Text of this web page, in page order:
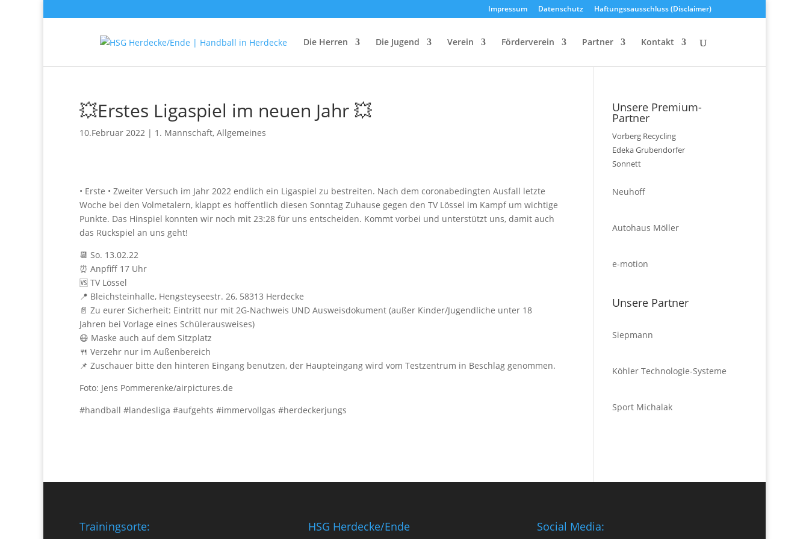
Impressum Datenschutz Haftungssausschluss (Disclaimer)
Die Herren Die Jugend Verein Förderverein Partner Kontakt
💥Erstes Ligaspiel im neuen Jahr 💥
10.Februar 2022 | 1. Mannschaft, Allgemeines
• Erste • Zweiter Versuch im Jahr 2022 endlich ein Ligaspiel zu bestreiten. Nach dem coronabedingten Ausfall letzte
Woche bei den Volmetalern, klappt es hoffentlich diesen Sonntag Zuhause gegen den TV Lössel im Kampf um wichtige
Punkte. Das Hinspiel konnten wir noch mit 23:28 für uns entscheiden. Kommt vorbei und unterstützt uns, damit auch
das Rückspiel an uns geht!
📆 So. 13.02.22
⏰ Anpfiff 17 Uhr
🆚 TV Lössel
📍 Bleichsteinhalle, Hengsteyseestr. 26, 58313 Herdecke
📄 Zu eurer Sicherheit: Eintritt nur mit 2G-Nachweis UND Ausweisdokument (außer Kinder/Jugendliche unter 18
Jahren bei Vorlage eines Schülerausweises)
😷 Maske auch auf dem Sitzplatz
🍴 Verzehr nur im Außenbereich
📌 Zuschauer bitte den hinteren Eingang benutzen, der Haupteingang wird vom Testzentrum in Beschlag genommen.
Foto: Jens Pommerenke/airpictures.de
#handball #landesliga #aufgehts #immervollgas #herdeckerjungs
Unsere Premium-
Partner
Vorberg Recycling
Edeka Grubendorfer
Sonnett
Neuhoff
Autohaus Möller
e-motion
Unsere Partner
Siepmann
Köhler Technologie-Systeme
Sport Michalak
Trainingsorte:
HSG Herdecke/Ende Social Media: